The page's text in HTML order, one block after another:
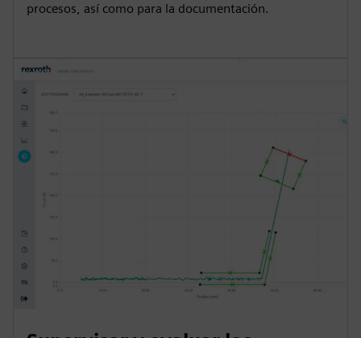
procesos, así como para la documentación.